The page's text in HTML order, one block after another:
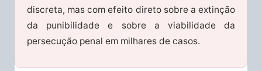
discreta, mas com efeito direto sobre a extinção
da punibilidade e sobre a viabilidade da
persecução penal em milhares de casos.